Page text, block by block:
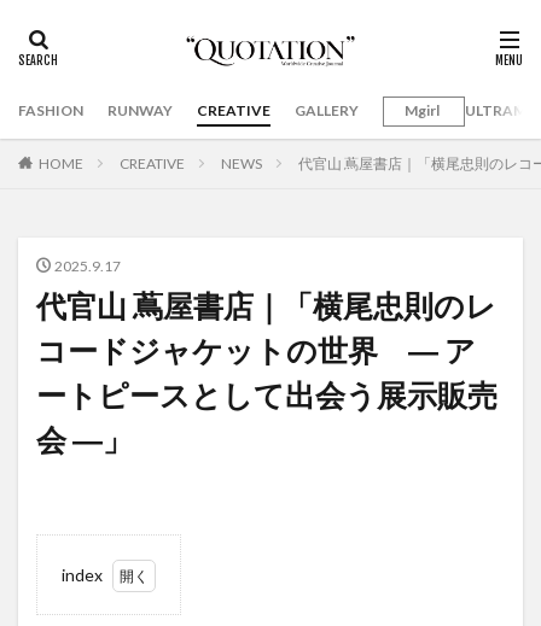
FASHION RUNWAY CREATIVE GALLERY Mgirl
HOME CREATIVE NEWS 代官山 蔦屋書店｜「横尾忠則のレ
2025.9.17
代官山 蔦屋書店｜「横尾忠則のレ
コードジャケットの世界 ― ア
ートピースとして出会う展示販売
会 ―」
index
1